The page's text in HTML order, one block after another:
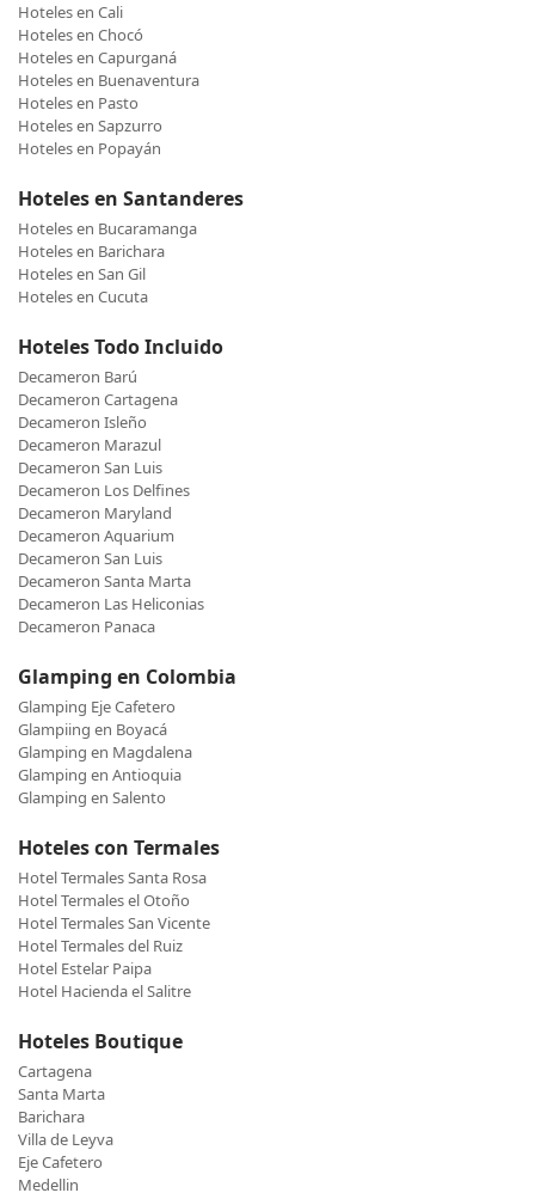
Hoteles en Cali
Hoteles en Chocó
Hoteles en Capurganá
Hoteles en Buenaventura
Hoteles en Pasto
Hoteles en Sapzurro
Hoteles en Popayán
Hoteles en Santanderes
Hoteles en Bucaramanga
Hoteles en Barichara
Hoteles en San Gil
Hoteles en Cucuta
Hoteles Todo Incluido
Decameron Barú
Decameron Cartagena
Decameron Isleño
Decameron Marazul
Decameron San Luis
Decameron Los Delfines
Decameron Maryland
Decameron Aquarium
Decameron San Luis
Decameron Santa Marta
Decameron Las Heliconias
Decameron Panaca
Glamping en Colombia
Glamping Eje Cafetero
Glampiing en Boyacá
Glamping en Magdalena
Glamping en Antioquia
Glamping en Salento
Hoteles con Termales
Hotel Termales Santa Rosa
Hotel Termales el Otoño
Hotel Termales San Vicente
Hotel Termales del Ruiz
Hotel Estelar Paipa
Hotel Hacienda el Salitre
Hoteles Boutique
Cartagena
Santa Marta
Barichara
Villa de Leyva
Eje Cafetero
Medellin